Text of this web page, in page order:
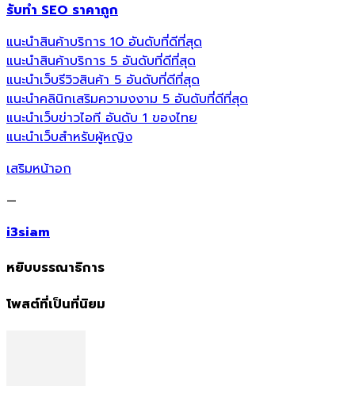
รับทำ SEO ราคาถูก
แนะนำสินค้าบริการ 10 อันดับที่ดีที่สุด
แนะนำสินค้าบริการ 5 อันดับที่ดีที่สุด
แนะนำเว็บรีวิวสินค้า 5 อันดับที่ดีที่สุด
แนะนำคลินิกเสริมความงงาม 5 อันดับที่ดีที่สุด
แนะนำเว็บข่าวไอที อันดับ 1 ของไทย
แนะนำเว็บสำหรับผู้หญิง
เสริมหน้าอก
—
i3siam
หยิบบรรณาธิการ
โพสต์ที่เป็นที่นิยม